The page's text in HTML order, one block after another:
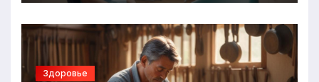
Здоровье